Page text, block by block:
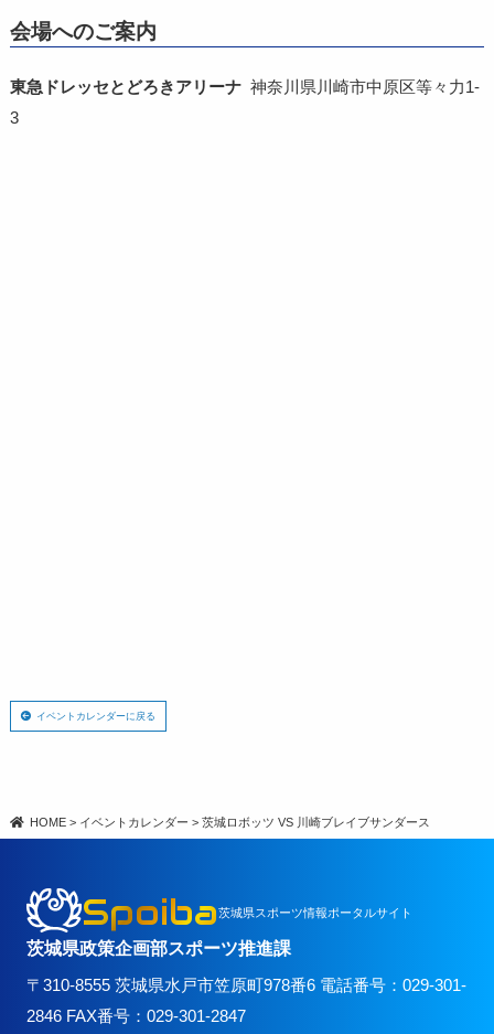
会場へのご案内
東急ドレッセとどろきアリーナ 神奈川県川崎市中原区等々力1-
3
イベントカレンダーに戻る
HOME > イベントカレンダー >茨城ロボッツ VS 川崎ブレイブサンダース
Spoiba茨城県スポーツ情報ポータルサイト
茨城県政策企画部スポーツ推進課
〒310-8555 茨城県水戸市笠原町978番6 電話番号：029-301-
2846 FAX番号：029-301-2847